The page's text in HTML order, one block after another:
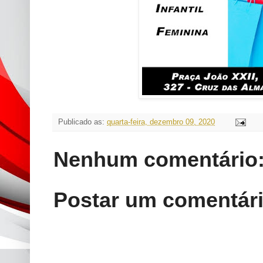
Publicado as: quarta-feira, dezembro 09, 2020
Nenhum
Postar um